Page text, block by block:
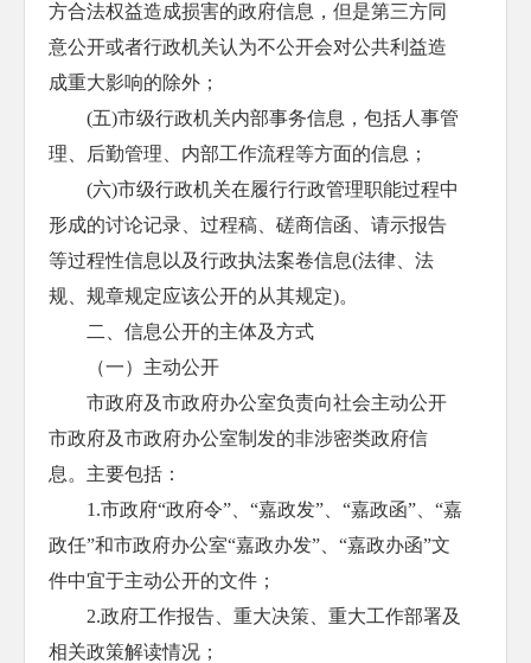
方合法权益造成损害的政府信息，但是第三方同
意公开或者行政机关认为不公开会对公共利益造
成重大影响的除外；
(五)市级行政机关内部事务信息，包括人事管
理、后勤管理、内部工作流程等方面的信息；
(六)市级行政机关在履行行政管理职能过程中
形成的讨论记录、过程稿、磋商信函、请示报告
等过程性信息以及行政执法案卷信息(法律、法
规、规章规定应该公开的从其规定)。
二、信息公开的主体及方式
（一）主动公开
市政府及市政府办公室负责向社会主动公开
市政府及市政府办公室制发的非涉密类政府信
息。主要包括：
1.市政府“政府令”、“嘉政发”、“嘉政函”、“嘉
政任”和市政府办公室“嘉政办发”、“嘉政办函”文
件中宜于主动公开的文件；
2.政府工作报告、重大决策、重大工作部署及
相关政策解读情况；